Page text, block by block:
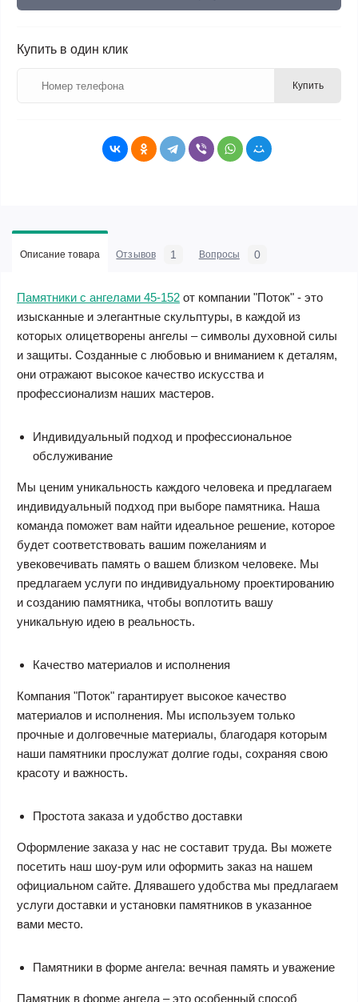
Купить в один клик
Купить
Описание товара Отзывов 1 Вопросы 0
Памятники с ангелами 45-152 от компании "Поток" - это
изысканные и элегантные скульптуры, в каждой из
которых олицетворены ангелы – символы духовной силы
и защиты. Созданные с любовью и вниманием к деталям,
они отражают высокое качество искусства и
профессионализм наших мастеров.
Индивидуальный подход и профессиональное
обслуживание
Мы ценим уникальность каждого человека и предлагаем
индивидуальный подход при выборе памятника. Наша
команда поможет вам найти идеальное решение, которое
будет соответствовать вашим пожеланиям и
увековечивать память о вашем близком человеке. Мы
предлагаем услуги по индивидуальному проектированию
и созданию памятника, чтобы воплотить вашу
уникальную идею в реальность.
Качество материалов и исполнения
Компания "Поток" гарантирует высокое качество
материалов и исполнения. Мы используем только
прочные и долговечные материалы, благодаря которым
наши памятники прослужат долгие годы, сохраняя свою
красоту и важность.
Простота заказа и удобство доставки
Оформление заказа у нас не составит труда. Вы можете
посетить наш шоу-рум или оформить заказ на нашем
официальном сайте. Длявашего удобства мы предлагаем
услуги доставки и установки памятников в указанное
вами место.
Памятники в форме ангела: вечная память и уважение
Памятник в форме ангела – это особенный способ